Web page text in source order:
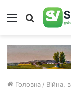
Меню Пошук
Головна / Війна,